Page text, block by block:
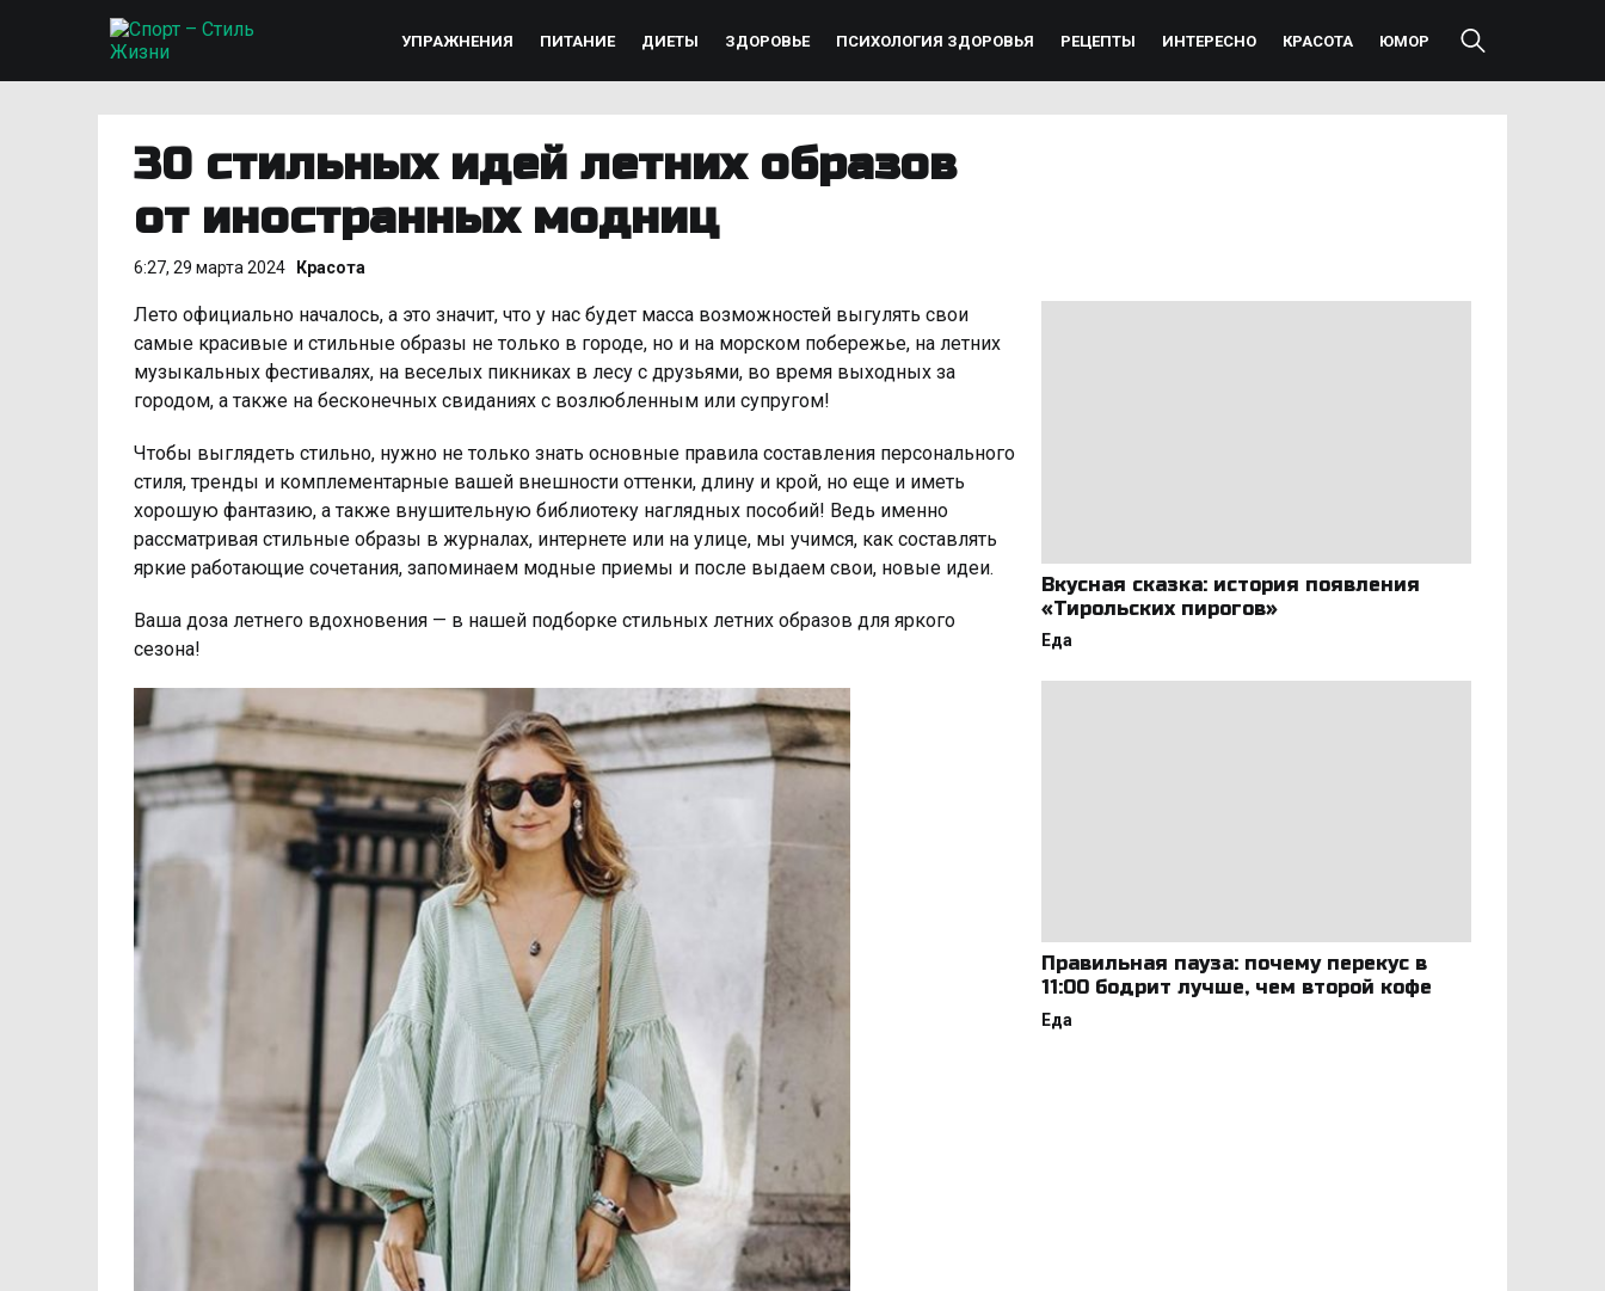
УПРАЖНЕНИЯ ПИТАНИЕ ДИЕТЫ ЗДОРОВЬЕ ПСИХОЛОГИЯ ЗДОРОВЬЯ РЕЦЕПТЫ ИНТЕРЕСНО КРАСОТА ЮМОР
30 стильных идей летних образов
от иностранных модниц
6:27, 29 марта 2024 Красота
Лето официально началось, а это значит, что у нас будет масса возможностей выгулять свои
самые красивые и стильные образы не только в городе, но и на морском побережье, на летних
музыкальных фестивалях, на веселых пикниках в лесу с друзьями, во время выходных за
городом, а также на бесконечных свиданиях с возлюбленным или супругом!
Чтобы выглядеть стильно, нужно не только знать основные правила составления персонального
стиля, тренды и комплементарные вашей внешности оттенки, длину и крой, но еще и иметь
хорошую фантазию, а также внушительную библиотеку наглядных пособий! Ведь именно
рассматривая стильные образы в журналах, интернете или на улице, мы учимся, как составлять
яркие работающие сочетания, запоминаем модные приемы и после выдаем свои, новые идеи.
Ваша доза летнего вдохновения — в нашей подборке стильных летних образов для яркого
сезона!
Вкусная сказка: история появления
«Тирольских пирогов»
Еда
Правильная пауза: почему перекус в
11:00 бодрит лучше, чем второй кофе
Еда